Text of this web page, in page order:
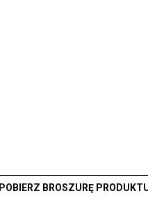
POBIERZ BROSZURĘ